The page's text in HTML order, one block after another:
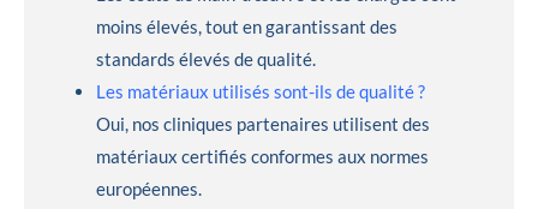
moins élevés, tout en garantissant des
standards élevés de qualité.
Les matériaux utilisés sont-ils de qualité ?
Oui, nos cliniques partenaires utilisent des
matériaux certifiés conformes aux normes
européennes.